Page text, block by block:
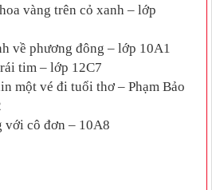
vàng trên cỏ xanh – lớp
về phương đông – lớp 10A1
tim – lớp 12C7
một vé đi tuổi thơ – Phạm Bảo
với cô đơn – 10A8